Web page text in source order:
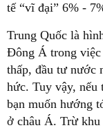
tế “vĩ đại” 6% -
Trung Quốc là
Đông Á trong việc
thấp, đầu tư nước
hức. Tuy vậy, nếu
bạn muốn hướng
ở châu Á. Trừ